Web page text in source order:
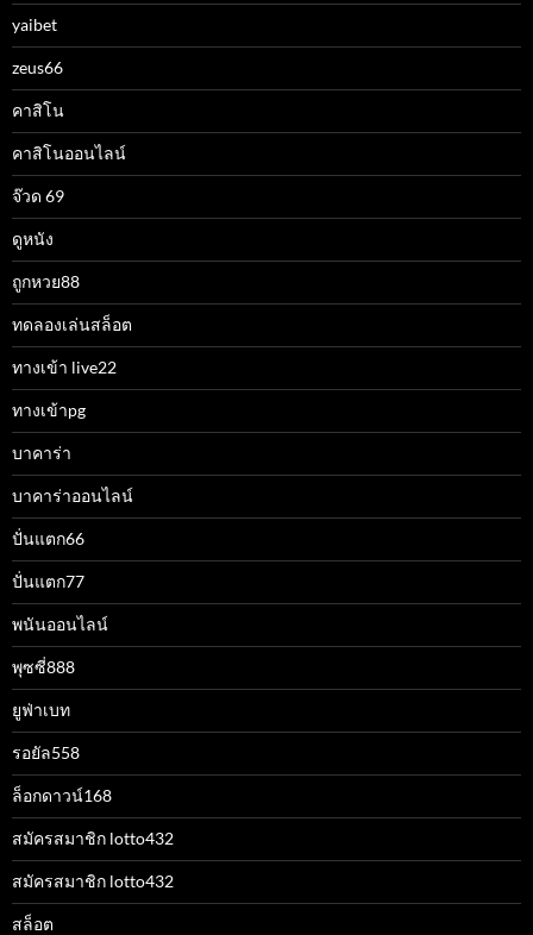
yaibet
zeus66
คาสิโน
คาสิโนออนไลน์
จ๊วด 69
ดูหนัง
ถูกหวย88
ทดลองเล่นสล็อต
ทางเข้า live22
ทางเข้าpg
บาคาร่า
บาคาร่าออนไลน์
ปั่นแตก66
ปั่นแตก77
พนันออนไลน์
พุซซี่888
ยูฟ่าเบท
รอยัล558
ล็อกดาวน์168
สมัครสมาชิก lotto432
สมัครสมาชิก lotto432
สล็อต